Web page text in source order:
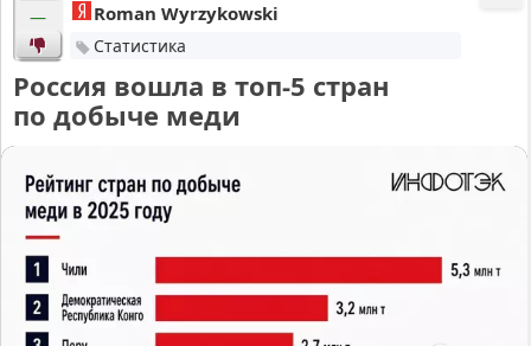
— Roman Wyrzykowski
Статистика
Россия вошла в топ-5 стран
по добыче меди